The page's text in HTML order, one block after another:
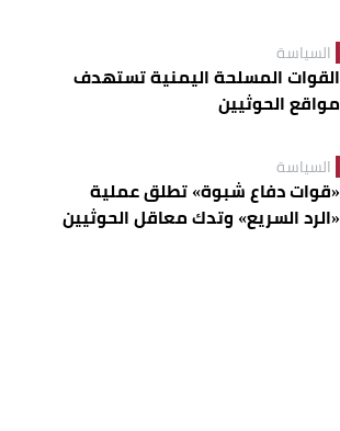
السياسة
القوات المسلحة اليمنية تستهدف
مواقع الحوثيين
السياسة
«قوات دفاع شبوة» تطلق عملية
«الرد السريع» وتدك معاقل الحوثيين